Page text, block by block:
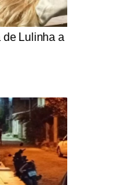
de Lulinha a